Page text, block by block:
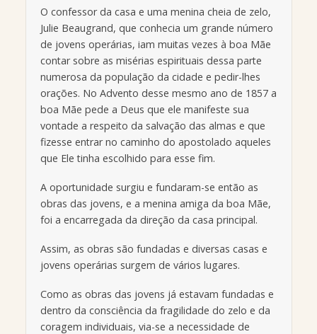
O confessor da casa e uma menina cheia de zelo,
Julie Beaugrand, que conhecia um grande número
de jovens operárias, iam muitas vezes à boa Mãe
contar sobre as misérias espirituais dessa parte
numerosa da população da cidade e pedir-lhes
orações. No Advento desse mesmo ano de 1857 a
boa Mãe pede a Deus que ele manifeste sua
vontade a respeito da salvação das almas e que
fizesse entrar no caminho do apostolado aqueles
que Ele tinha escolhido para esse fim.
A oportunidade surgiu e fundaram-se então as
obras das jovens, e a menina amiga da boa Mãe,
foi a encarregada da direção da casa principal.
Assim, as obras são fundadas e diversas casas e
jovens operárias surgem de vários lugares.
Como as obras das jovens já estavam fundadas e
dentro da consciência da fragilidade do zelo e da
coragem individuais, via-se a necessidade de